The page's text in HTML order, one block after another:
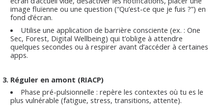
image fluïenne ou une question (“Qu’est-ce que je fuis ?”) en
fond d’écran.
Utilise une application de barrière consciente (ex. : One
Sec, Forest, Digital Wellbeing) qui t’oblige à attendre
quelques secondes ou à respirer avant d’accéder à certaines
apps.
3. Réguler en amont (RIACP)
Phase pré-pulsionnelle : repère les contextes où tu es le
plus vulnérable (fatigue, stress, transitions, attente).